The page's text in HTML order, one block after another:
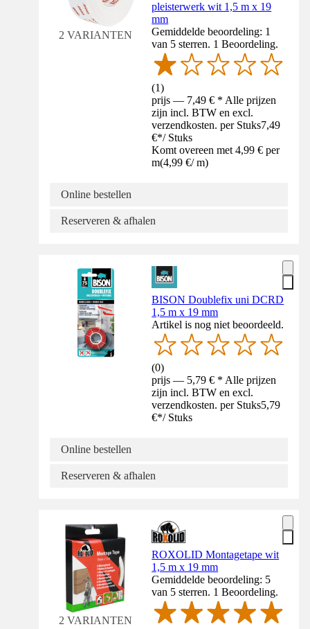
2 VARIANTEN
pleisterwerk wit 1,5 m x 19
mm
Gemiddelde beoordeling: 1
van 5 sterren. 1 Beoordeling.
(1)
prijs — 7,49 € * Alle prijzen
zijn incl. BTW en excl.
verzendkosten. per Stuks7,49
€*/ Stuks
Komt overeen met 4,99 € per
m(4,99 €/ m)
Online bestellen
Reserveren & afhalen
BISON Doublefix uni DCRD
1,5 m x 19 mm
Artikel is nog niet beoordeeld.
(0)
prijs — 5,79 € * Alle prijzen
zijn incl. BTW en excl.
verzendkosten. per Stuks5,79
€*/ Stuks
Online bestellen
Reserveren & afhalen
2 VARIANTEN
ROXOLID Montagetape wit
1,5 m x 19 mm
Gemiddelde beoordeling: 5
van 5 sterren. 1 Beoordeling.